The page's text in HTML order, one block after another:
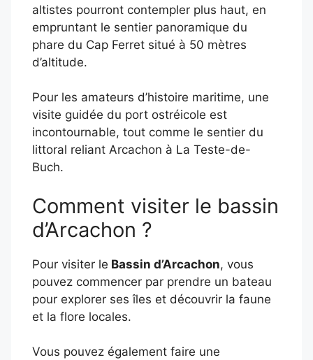
altistes pourront contempler plus haut, en
empruntant le sentier panoramique du
phare du Cap Ferret situé à 50 mètres
d’altitude.
Pour les amateurs d’histoire maritime, une
visite guidée du port ostréicole est
incontournable, tout comme le sentier du
littoral reliant Arcachon à La Teste-de-
Buch.
Comment visiter le bassin
d’Arcachon ?
Pour visiter le Bassin d’Arcachon, vous
pouvez commencer par prendre un bateau
pour explorer ses îles et découvrir la faune
et la flore locales.
Vous pouvez également faire une